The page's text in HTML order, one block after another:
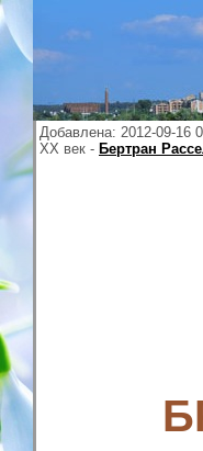
Добавлена: 2012-09-16
XX век - Бертран